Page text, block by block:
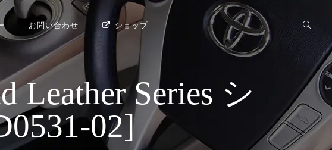
お問い合わせ ショップ
Leather Series シ
02]